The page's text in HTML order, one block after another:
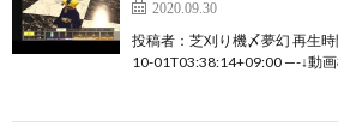
2020.09.30
投稿者：芝刈り機〆夢幻 再生
10-01T03:38:14+09:00 —-↓動